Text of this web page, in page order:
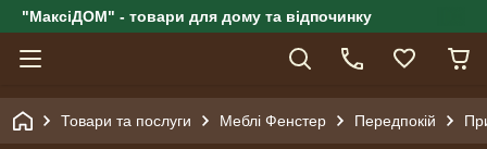
"МаксіДОМ" - товари для дому та відпочинку
Товари та послуги Меблі Фенстер Передпокій